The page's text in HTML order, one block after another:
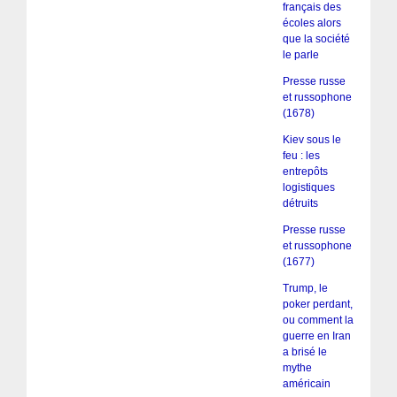
français des
écoles alors
que la société
le parle
Presse russe
et russophone
(1678)
Kiev sous le
feu : les
entrepôts
logistiques
détruits
Presse russe
et russophone
(1677)
Trump, le
poker perdant,
ou comment la
guerre en Iran
a brisé le
mythe
américain